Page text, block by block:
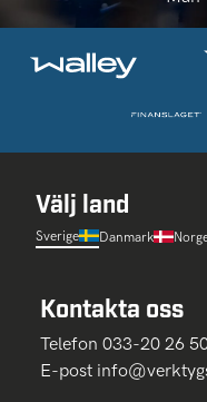
Välj land
Sverige Danmark
Kontakta oss
Telefon 033-20 26
E-post